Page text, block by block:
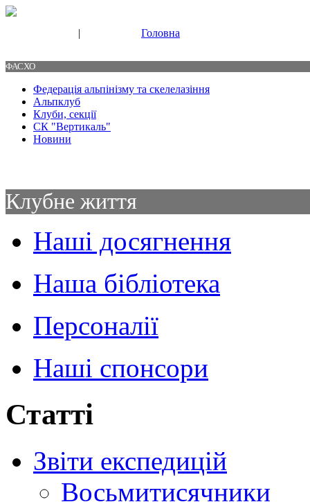
| Головна
ФАСХО
Федерація альпінізму та скелелазіння
Альпклуб
Клуби, секції
СК "Вертикаль"
Новини
Клубне життя
Наші досягнення
Наша бібліотека
Персоналії
Наші спонсори
Статті
Звіти експедицій
Восьмитисячники